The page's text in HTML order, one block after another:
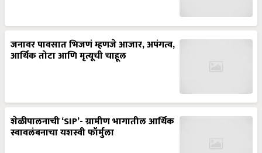
जनावर पावसात भिजणं म्हणजे आजार, अपंगत्व,
आर्थिक तोटा आणि मृत्यूची चाहूल
शेळीपालनाची ‘SIP’- ग्रामीण भागातील आर्थिक
स्वावलंबनाचा यशस्वी फॉर्मुला